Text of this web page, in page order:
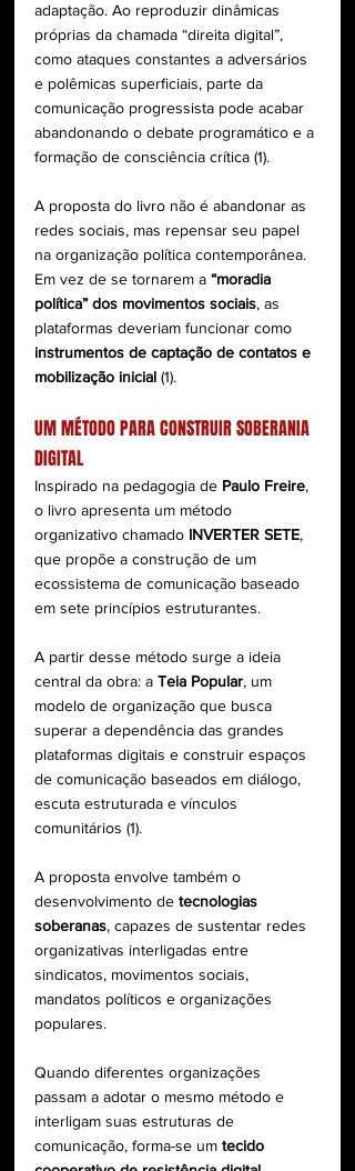
adaptação. Ao reproduzir dinâmicas
próprias da chamada “direita digital”,
como ataques constantes a adversários
e polêmicas superficiais, parte da
comunicação progressista pode acabar
abandonando o debate programático e a
formação de consciência crítica (1).
A proposta do livro não é abandonar as
redes sociais, mas repensar seu papel
na organização política contemporânea.
Em vez de se tornarem a “moradia
política” dos movimentos sociais, as
plataformas deveriam funcionar como
instrumentos de captação de contatos e
mobilização inicial (1).
UM MÉTODO PARA CONSTRUIR SOBERANIA
DIGITAL
Inspirado na pedagogia de Paulo Freire,
o livro apresenta um método
organizativo chamado INVERTER SETE,
que propõe a construção de um
ecossistema de comunicação baseado
em sete princípios estruturantes.
A partir desse método surge a ideia
central da obra: a Teia Popular, um
modelo de organização que busca
superar a dependência das grandes
plataformas digitais e construir espaços
de comunicação baseados em diálogo,
escuta estruturada e vínculos
comunitários (1).
A proposta envolve também o
desenvolvimento de tecnologias
soberanas, capazes de sustentar redes
organizativas interligadas entre
sindicatos, movimentos sociais,
mandatos políticos e organizações
populares.
Quando diferentes organizações
passam a adotar o mesmo método e
interligam suas estruturas de
comunicação, forma-se um tecido